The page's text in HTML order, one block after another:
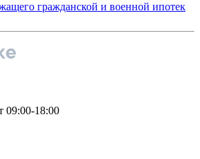
гражданской и военной ипотек
09:00-18:00